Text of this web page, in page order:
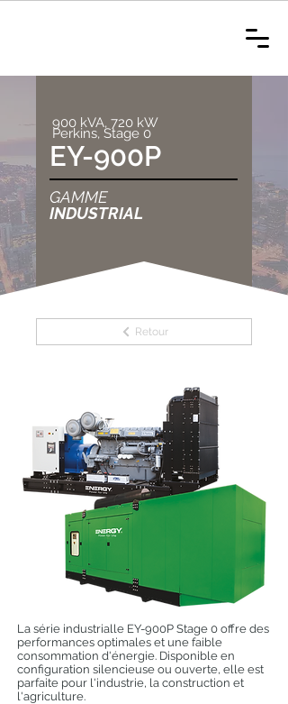
900 kVA, 720 kW
Perkins, Stage 0
EY-900P
GAMME
INDUSTRIAL
Retour
La série industrialle EY-900P Stage 0 offre des
performances optimales et une faible
consommation d'énergie. Disponible en
configuration silencieuse ou ouverte, elle est
parfaite pour l'industrie, la construction et
l'agriculture.